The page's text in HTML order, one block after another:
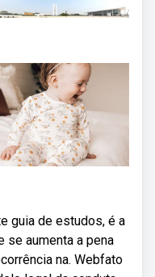
guia de estudos, é a
se aumenta a pena
na. Webfato